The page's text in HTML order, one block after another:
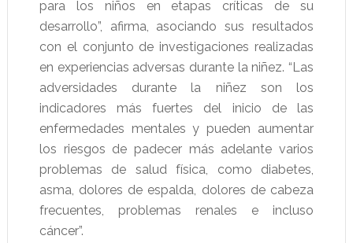
para los niños en etapas críticas de su
desarrollo”, afirma, asociando sus resultados
con el conjunto de investigaciones realizadas
en experiencias adversas durante la niñez. “Las
adversidades durante la niñez son los
indicadores más fuertes del inicio de las
enfermedades mentales y pueden aumentar
los riesgos de padecer más adelante varios
problemas de salud física, como diabetes,
asma, dolores de espalda, dolores de cabeza
frecuentes, problemas renales e incluso
cáncer”.